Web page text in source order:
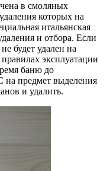
в смоляных
которых на
итальянская
и отбора. Если
будет удален на
эксплуатации
баню до
на предмет выделения
и удалить.